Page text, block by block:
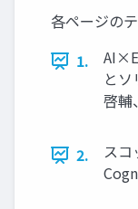
各ページの
1.
と
啓輔
2.
スコ